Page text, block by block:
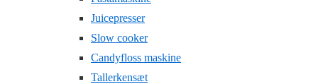
Juicepresser
Slow cooker
Candyfloss maskine
Tallerkensæt